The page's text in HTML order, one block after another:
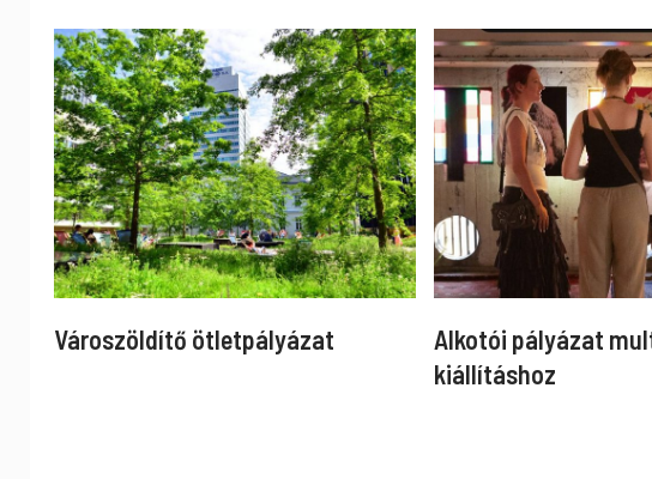
Városzöldítő ötletpályázat
Alkotói pályázat
kiállításhoz